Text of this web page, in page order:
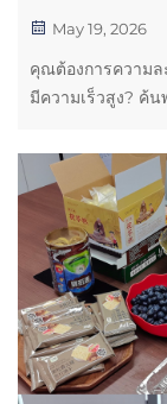
May 19, 2026
คุณต้องการความล
มีความเร็วสูง? ค้
สูงกว่า 99% ให้ร